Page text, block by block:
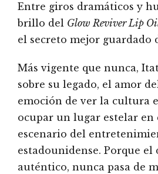
Entre giros dramáticos y
brillo del Glow Reviver Lip
el secreto mejor guardado
Más vigente que nunca,
sobre su legado, el amor
emoción de ver la cultura
ocupar un lugar estelar en
escenario del
estadounidense. Porque el
auténtico, nunca pasa de